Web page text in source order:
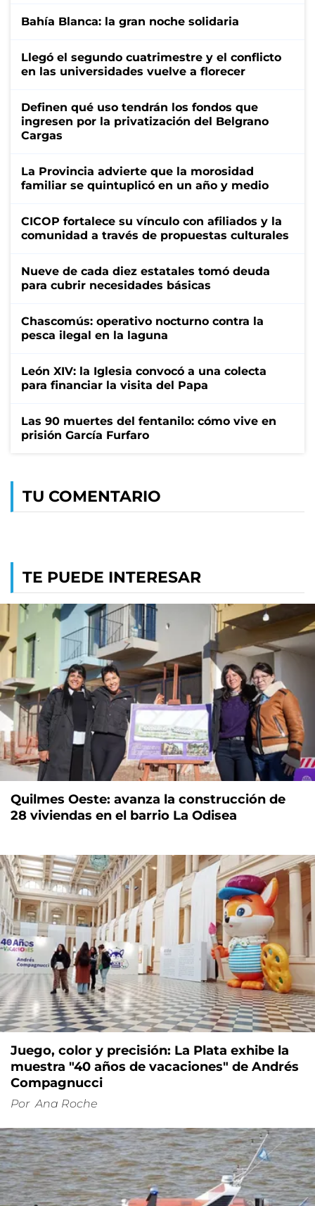
Bahía Blanca: la gran noche solidaria
Llegó el segundo cuatrimestre y el conflicto
en las universidades vuelve a florecer
Definen qué uso tendrán los fondos que
ingresen por la privatización del Belgrano
Cargas
La Provincia advierte que la morosidad
familiar se quintuplicó en un año y medio
CICOP fortalece su vínculo con afiliados y la
comunidad a través de propuestas culturales
Nueve de cada diez estatales tomó deuda
para cubrir necesidades básicas
Chascomús: operativo nocturno contra la
pesca ilegal en la laguna
León XIV: la Iglesia convocó a una colecta
para financiar la visita del Papa
Las 90 muertes del fentanilo: cómo vive en
prisión García Furfaro
TU COMENTARIO
TE PUEDE INTERESAR
Quilmes Oeste: avanza la construcción de
28 viviendas en el barrio La Odisea
Juego, color y precisión: La Plata exhibe la
muestra "40 años de vacaciones" de Andrés
Compagnucci
Por Ana Roche